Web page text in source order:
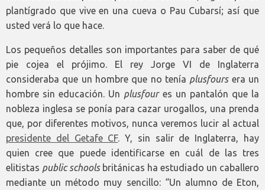
plantígrado que vive en una cueva o Pau Cubarsí; así que
usted verá lo que hace.
Los pequeños detalles son importantes para saber de qué
pie cojea el prójimo. El rey Jorge VI de Inglaterra
consideraba que un hombre que no tenía plusfours era un
hombre sin educación. Un plusfoures un pantalón que la
nobleza inglesa se ponía para cazar urogallos, una prenda
que, por diferentes motivos, nunca veremos lucir al actual
presidente del Getafe CF. Y, sin salir de Inglaterra, hay
quien cree que puede identificarse en cuál de las tres
elitistas public schools británicas ha estudiado un caballero
mediante un método muy sencillo: “Un alumno de Eton,